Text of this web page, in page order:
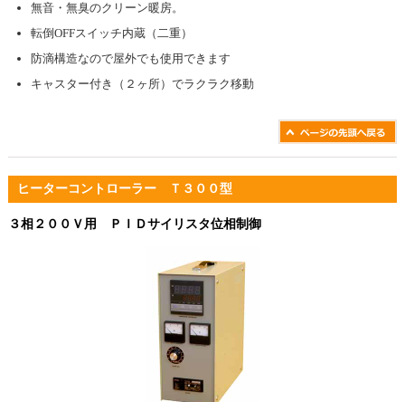
無音・無臭のクリーン暖房。
転倒OFFスイッチ内蔵（二重）
防滴構造なので屋外でも使用できます
キャスター付き（２ヶ所）でラクラク移動
ヒーターコントローラー Ｔ３００型
３相２００Ｖ用 ＰＩＤサイリスタ位相制御